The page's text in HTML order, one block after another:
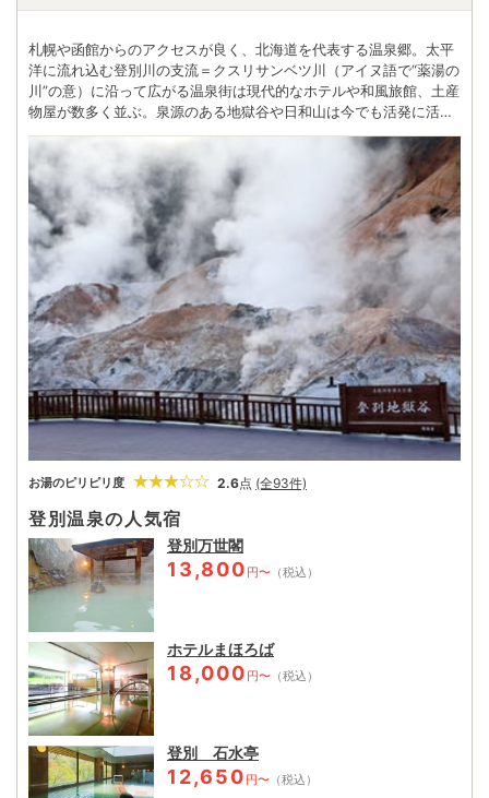
札幌や函館からのアクセスが良く、北海道を代表する温泉郷。太平
洋に流れ込む登別川の支流＝クスリサンベツ川（アイヌ語で“薬湯の
川”の意）に沿って広がる温泉街は現代的なホテルや和風旅館、土産
物屋が数多く並ぶ。泉源のある地獄谷や日和山は今でも活発に活
動。熱い水蒸気や火山ガスが激しく噴き出し、白濁したお湯がドク
ドクと脈打つ様は、まさに“生きている地球”。 足を延ばせば、野鳥
がさえずり高山植物が咲き乱れる自然の宝庫。 漁港が近いため海の
幸にも恵まれている。「クマ牧場」などテーマパークも揃い、飽き
ることのない一大温泉観光地。 登別温泉といえば乳白色のにごり湯
の硫黄泉が有名だが、宿泊施設ごとに引いている泉質が異なるた
め、湯めぐりをして自分に合うお湯を見つけるのもそれもまた一興
だ。
お湯のピリピリ度 2.6点 (全93件)
登別温泉の人気宿
登別万世閣
13,800 円〜 （税込）
ホテルまほろば
18,000 円〜 （税込）
登別 石水亭
12,650 円〜 （税込）